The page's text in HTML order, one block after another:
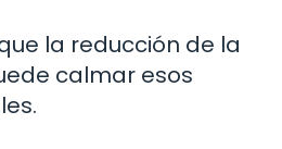
la reducción de la
calmar esos